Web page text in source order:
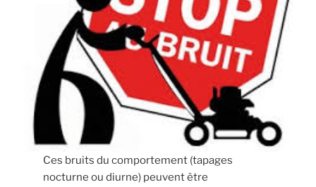
Ces bruits du comportement (tapages
nocturne ou diurne) peuvent être